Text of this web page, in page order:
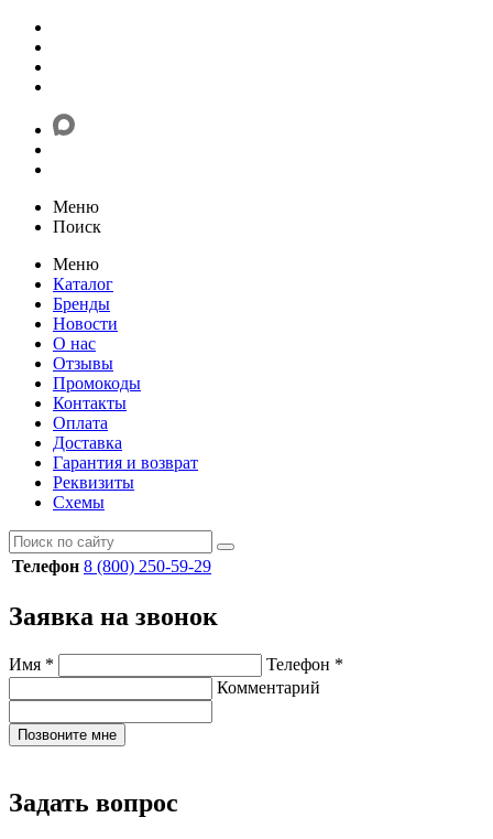
Меню
Поиск
Меню
Каталог
Бренды
Новости
О нас
Отзывы
Промокоды
Контакты
Оплата
Доставка
Гарантия и возврат
Реквизиты
Схемы
Телефон 8 (800) 250-59-29
Заявка на звонок
Имя * Телефон *
Комментарий
Позвоните мне
Задать вопрос